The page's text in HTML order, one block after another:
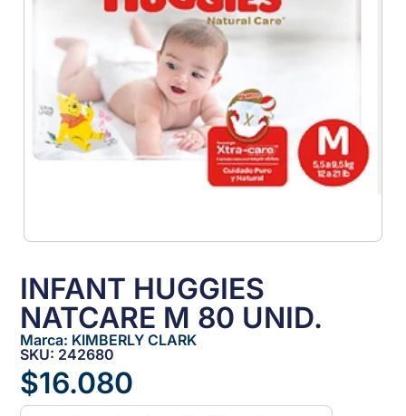
INFANT HUGGIES
NATCARE M 80 UNID.
Marca: KIMBERLY CLARK
SKU: 242680
$16.080